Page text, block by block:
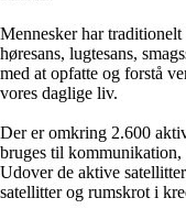
Mennesker har traditionelt
høresans, lugtesans,
med at opfatte og forstå
vores daglige liv.
Der er omkring 2.600
bruges til
Udover de aktive
satellitter og rumskrot i